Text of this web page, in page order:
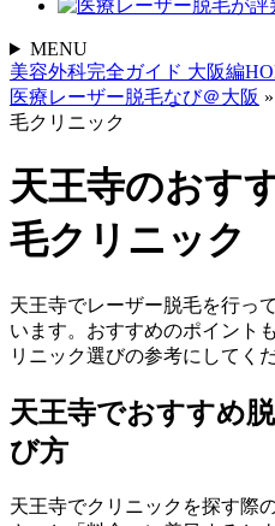
MENU
美容外科完全ガイド 大阪編
医療レーザー脱毛なび＠大阪 »
毛クリニック
天王寺のおす
毛クリニック
天王寺でレーザー脱毛を行っ
います。おすすめのポイント
リニック選びの参考にしてく
天王寺でおすすめ
び方
天王寺でクリニックを探す際